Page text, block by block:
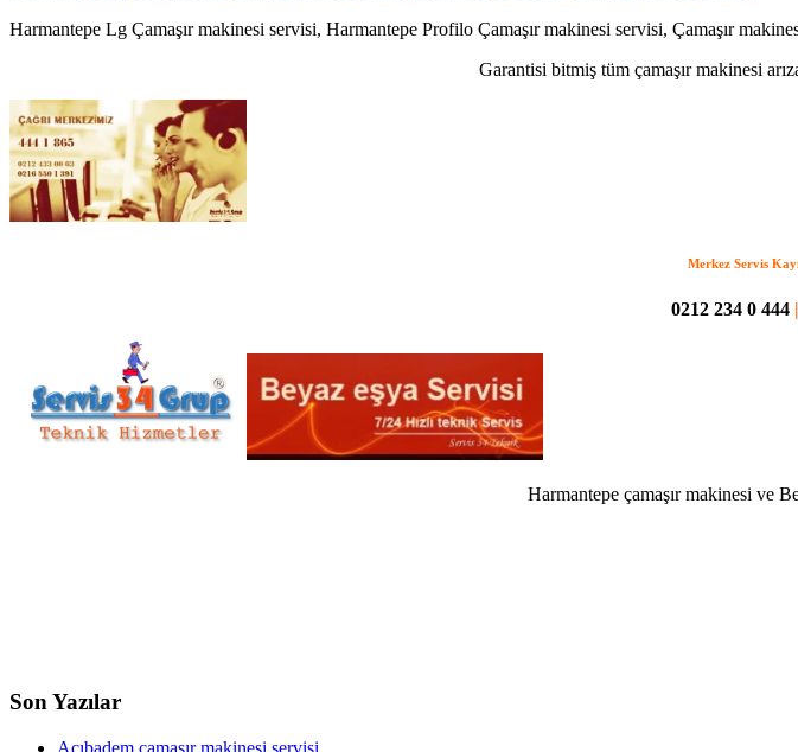
Harmantepe Lg Çamaşır makinesi servisi, Harmantepe Profilo Çamaşır makinesi servisi, Çamaşır
Garantisi bitmiş tüm çamaşır makinesi
Merkez Servis
0212 234 0 444
Harmantepe çamaşır makinesi ve
Son Yazılar
Acıbadem çamaşır makinesi servisi